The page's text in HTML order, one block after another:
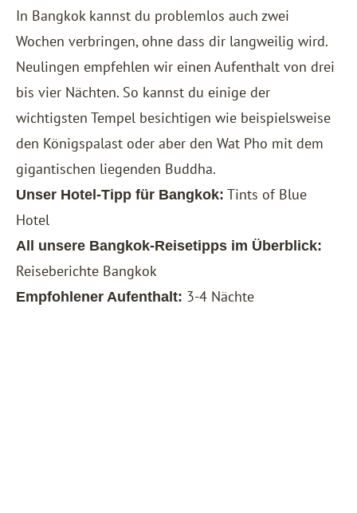
In Bangkok kannst du problemlos auch zwei
Wochen verbringen, ohne dass dir langweilig wird.
Neulingen empfehlen wir einen Aufenthalt von drei
bis vier Nächten. So kannst du einige der
wichtigsten Tempel besichtigen wie beispielsweise
den Königspalast oder aber den Wat Pho mit dem
gigantischen liegenden Buddha.
Unser Hotel-Tipp für Bangkok: Tints of Blue
Hotel
All unsere Bangkok-Reisetipps im Überblick:
Reiseberichte Bangkok
Empfohlener Aufenthalt: 3-4 Nächte